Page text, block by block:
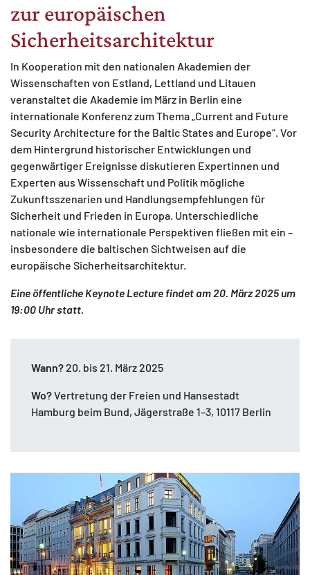
zur europäischen
Sicherheitsarchitektur
In Kooperation mit den nationalen Akademien der
Wissenschaften von Estland, Lettland und Litauen
veranstaltet die Akademie im März in Berlin eine
internationale Konferenz zum Thema „Current and Future
Security Architecture for the Baltic States and Europe“. Vor
dem Hintergrund historischer Entwicklungen und
gegenwärtiger Ereignisse diskutieren Expertinnen und
Experten aus Wissenschaft und Politik mögliche
Zukunftsszenarien und Handlungsempfehlungen für
Sicherheit und Frieden in Europa. Unterschiedliche
nationale wie internationale Perspektiven fließen mit ein –
insbesondere die baltischen Sichtweisen auf die
europäische Sicherheitsarchitektur.
Eine öffentliche Keynote Lecture findet am 20. März 2025 um
19:00 Uhr statt.
Wann?20. bis 21. März 2025
Wo?Vertretung der Freien und Hansestadt
Hamburg beim Bund, Jägerstraße 1–3, 10117 Berlin